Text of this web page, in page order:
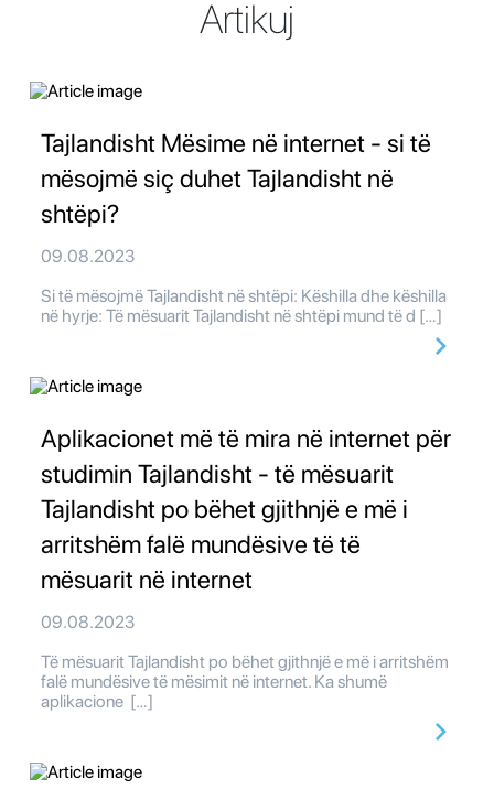
Artikuj
Tajlandisht Mësime në internet - si të
mësojmë siç duhet Tajlandisht në
shtëpi?
09.08.2023
Si të mësojmë Tajlandisht në shtëpi: Këshilla dhe këshilla
në hyrje: Të mësuarit Tajlandisht në shtëpi mund të d […]
Aplikacionet më të mira në internet për
studimin Tajlandisht - të mësuarit
Tajlandisht po bëhet gjithnjë e më i
arritshëm falë mundësive të të
mësuarit në internet
09.08.2023
Të mësuarit Tajlandisht po bëhet gjithnjë e më i arritshëm
falë mundësive të mësimit në internet. Ka shumë
aplikacione […]